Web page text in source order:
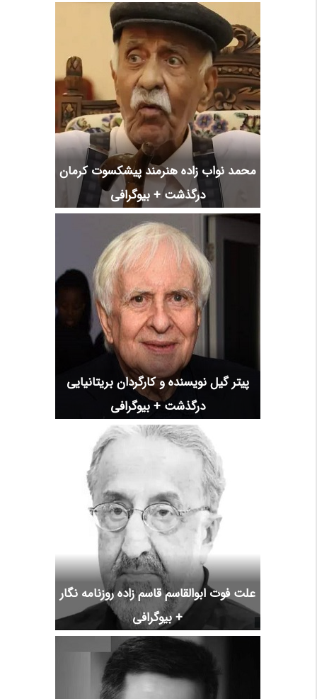
محمد نواب زاده هنرمند پیشکسوت کرمان
درگذشت + بیوگرافی
پیتر گیل نویسنده و کارگردان بریتانیایی
درگذشت + بیوگرافی
علت فوت ابوالقاسم قاسم زاده روزنامه نگار
+ بیوگرافی